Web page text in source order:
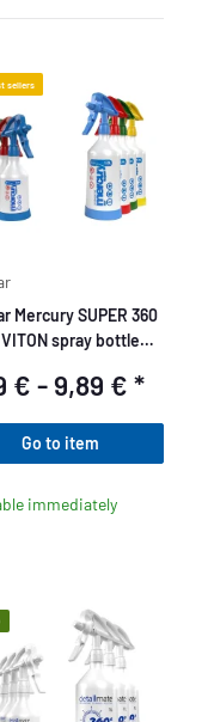
sellers
Mercury SUPER 360
VITON spray bottle
€ -9,89 € *
Go to item
immediately